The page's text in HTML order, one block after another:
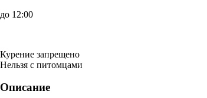
до 12:00
Курение запрещено
Нельзя с питомцами
Описание